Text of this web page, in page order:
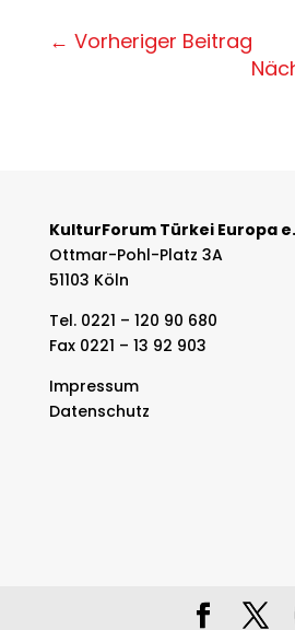
← Vorheriger Beitrag
KulturForum Türkei Europa
Ottmar-Pohl-Platz 3A
51103 Köln
Tel. 0221 – 120 90 680
Fax 0221 – 13 92 903
Impressum
Datenschutz